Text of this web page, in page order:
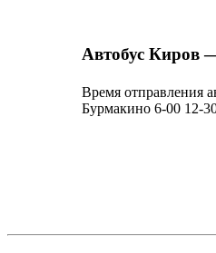
Автобус Киров
Время отправления
Бурмакино 6-00 12-